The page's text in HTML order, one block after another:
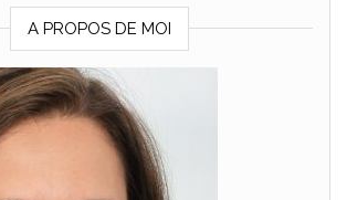
A PROPOS DE MOI